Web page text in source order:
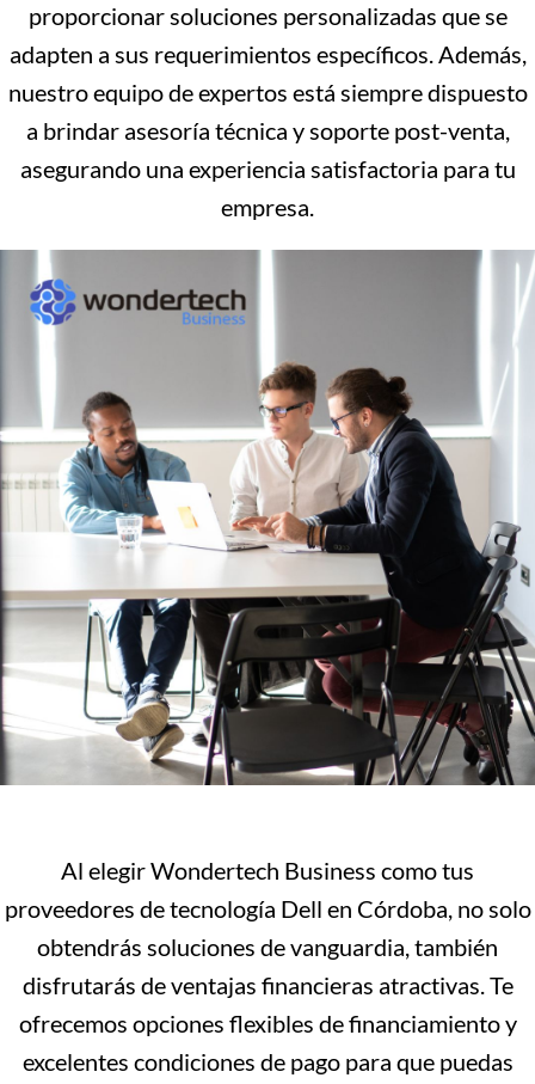
proporcionar soluciones personalizadas que se
adapten a sus requerimientos específicos. Además,
nuestro equipo de expertos está siempre dispuesto
a brindar asesoría técnica y soporte post-venta,
asegurando una experiencia satisfactoria para tu
empresa.
Al elegir Wondertech Business como tus
proveedores de tecnología Dell en Córdoba, no solo
obtendrás soluciones de vanguardia, también
disfrutarás de ventajas financieras atractivas. Te
ofrecemos opciones flexibles de financiamiento y
excelentes condiciones de pago para que puedas